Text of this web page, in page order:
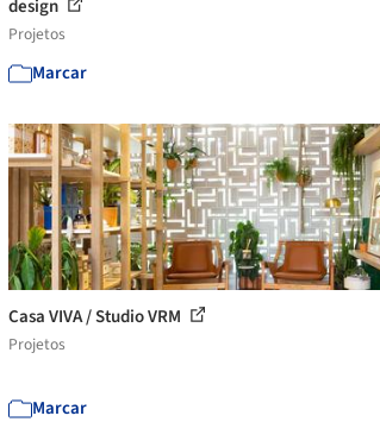
design
Projetos
Marcar
Casa VIVA / Studio VRM
Projetos
Marcar